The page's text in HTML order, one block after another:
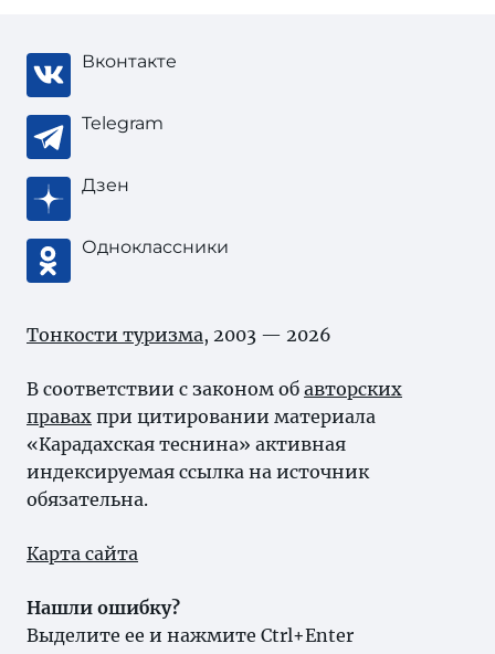
Вконтакте
Telegram
Дзен
Одноклассники
Тонкости туризма, 2003 — 2026
В соответствии с законом об авторских
правах при цитировании материала
«Карадахская теснина» активная
индексируемая ссылка на источник
обязательна.
Карта сайта
Нашли ошибку?
Выделите ее и нажмите Ctrl+Enter